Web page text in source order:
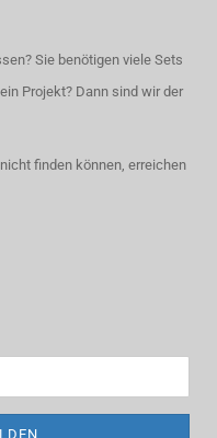
Sie benötigen viele Sets
Projekt? Dann sind wir der
finden können, erreichen